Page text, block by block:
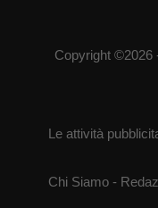
Copyright ©2026
Le attività
Chi Siamo-